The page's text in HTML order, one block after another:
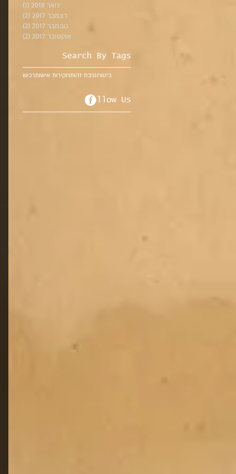
ינואר 2018
(1)
דצמבר 2017
(2)
נובמבר 2017
(2)
אוקטובר 2017
(2)
Search By Tags
ביטוחגניבת זהותחקירות אישותרכוש
Follow Us